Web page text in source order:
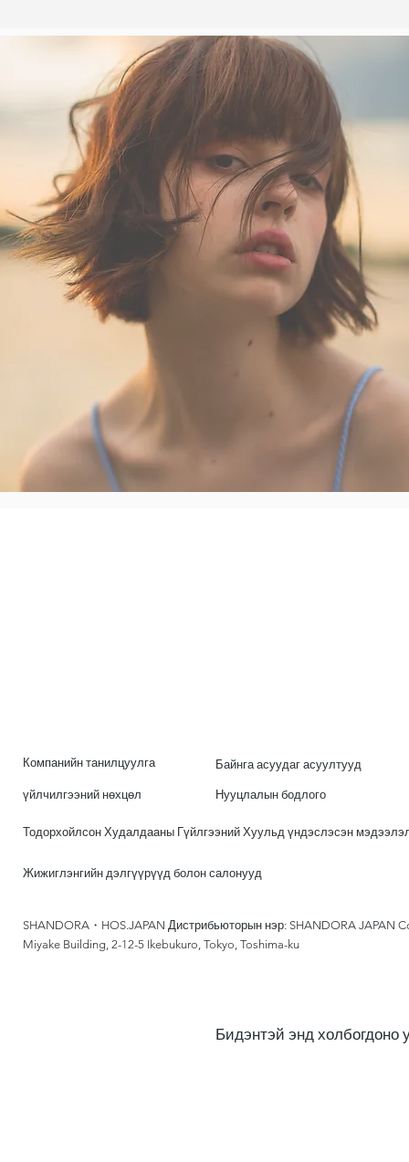
Компанийн танилцуулга
үйлчилгээний нөхцөл
Байнга асуудаг асуултууд
Нууцлалын бодлого
Тодорхойлсон Худалдааны Гүйлгээний Хуульд үндэслэсэн
Жижиглэнгийн дэлгүүрүүд болон салонууд
SHANDORA・HOS.JAPAN Дистрибьюторын нэр: SHANDORA JAPAN
Miyake Building, 2-12-5 Ikebukuro, Tokyo, Toshima-ku
Бидэнтэй энд холбогдоно